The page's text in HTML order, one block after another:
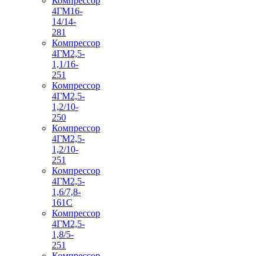
4ГМ16-
14/14-
281
Компрессор
4ГМ2,5-
1,1/16-
251
Компрессор
4ГМ2,5-
1,2/10-
250
Компрессор
4ГМ2,5-
1,2/10-
251
Компрессор
4ГМ2,5-
1,6/7,8-
161С
Компрессор
4ГМ2,5-
1,8/5-
251